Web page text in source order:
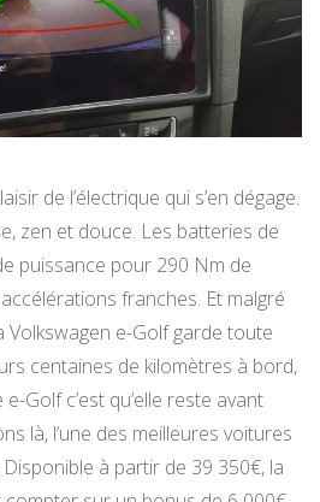
de l’électrique qui s’en dégage.
zen et douce. Les batteries de
puissance pour 290 Nm de
franches. Et malgré
Volkswagen e-Golf garde toute
centaines de kilomètres à bord,
Golf c’est qu’elle reste avant
là, l’une des meilleures voitures
à partir de 39 350€, la